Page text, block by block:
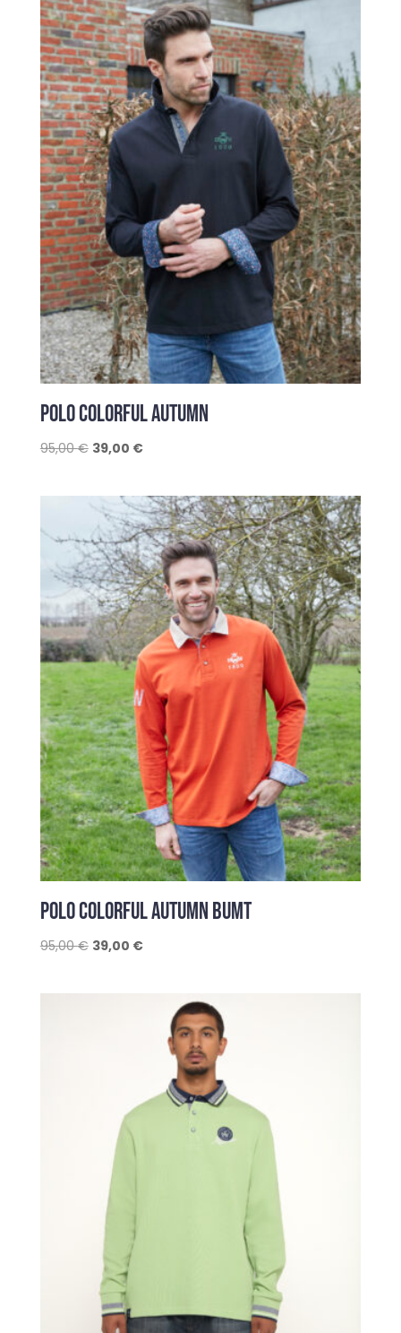
POLO COLORFUL AUTUMN
95,00€ Le
était :
95,00 €.
39,00 €Le
est :
39,00 €.
POLO COLORFUL AUTUMN BUMT
95,00€ Le
39,00 €Le
39,00 €.